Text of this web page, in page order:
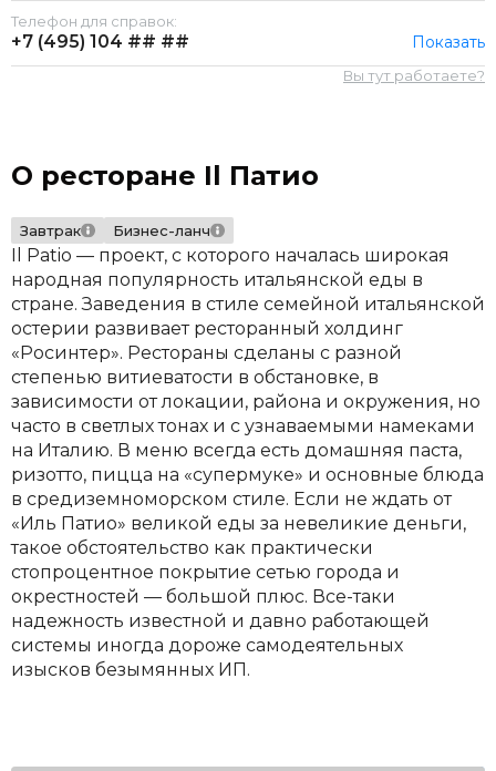
Телефон для справок:
+7 (495) 104 ## ## Показать
Вы тут работаете?
О ресторане Il Патио
Завтрак Бизнес-ланч
Il Patio — проект, с которого началась широкая
народная популярность итальянской еды в
стране. Заведения в стиле семейной итальянской
остерии развивает ресторанный холдинг
«Росинтер». Рестораны сделаны с разной
степенью витиеватости в обстановке, в
зависимости от локации, района и окружения, но
часто в светлых тонах и с узнаваемыми намеками
на Италию. В меню всегда есть домашняя паста,
ризотто, пицца на «супермуке» и основные блюда
в средиземноморском стиле. Если не ждать от
«Иль Патио» великой еды за невеликие деньги,
такое обстоятельство как практически
стопроцентное покрытие сетью города и
окрестностей — большой плюс. Все-таки
надежность известной и давно работающей
системы иногда дороже самодеятельных
изысков безымянных ИП.